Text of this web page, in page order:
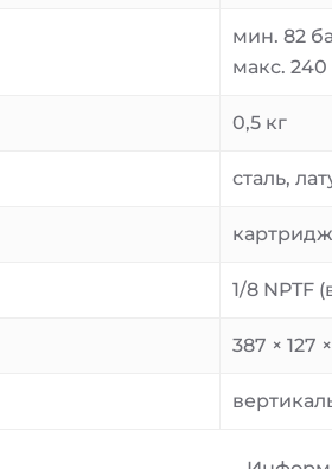
мин. 82
макс. 240
0,5 кг
сталь,
1/8 NPTF
387 × 127